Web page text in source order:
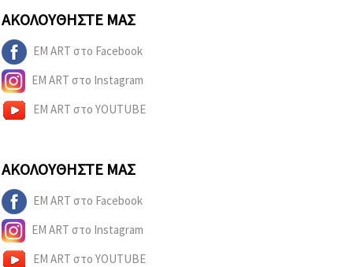
ΑΚΟΛΟΥΘΉΣΤΕ ΜΑΣ
EM ART στο Facebook
EM ART στο Instagram
EM ART στο YOUTUBE
ΑΚΟΛΟΥΘΉΣΤΕ ΜΑΣ
EM ART στο Facebook
EM ART στο Instagram
EM ART στο YOUTUBE